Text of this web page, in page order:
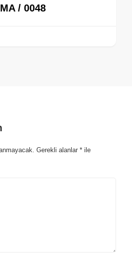
/ 0048
Gerekli alanlar * ile